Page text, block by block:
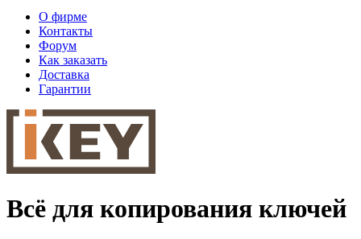
О фирме
Контакты
Форум
Как заказать
Доставка
Гарантии
Всё для копирования ключей